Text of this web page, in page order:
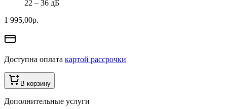
22 ‒ 36 дБ
1 995,00р.
Доступна оплата картой рассрочки
В корзину
Дополнительные услуги